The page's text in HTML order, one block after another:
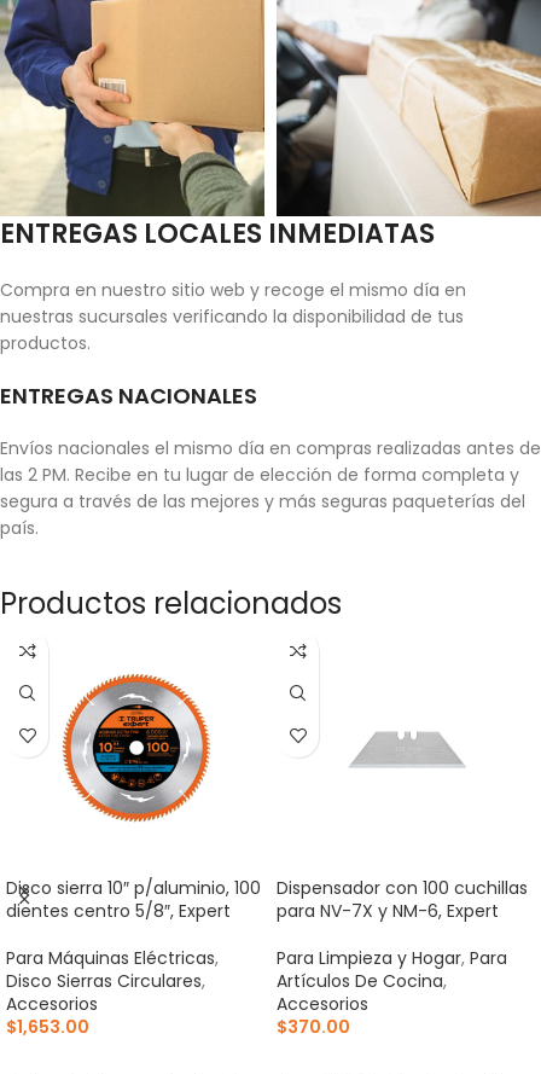
ENTREGAS LOCALES INMEDIATAS
Compra en nuestro sitio web y recoge el mismo día en
nuestras sucursales verificando la disponibilidad de tus
productos.
ENTREGAS NACIONALES
Envíos nacionales el mismo día en compras realizadas antes de
las 2 PM. Recibe en tu lugar de elección de forma completa y
segura a través de las mejores y más seguras paqueterías del
país.
Productos relacionados
Disco sierra 10″ p/aluminio, 100
dientes centro 5/8″, Expert
Para Máquinas Eléctricas,
Disco Sierras Circulares,
Accesorios
$1,653.00
Dispensador con 100 cuchillas
para NV-7X y NM-6, Expert
Para Limpieza y Hogar, Para
Artículos De Cocina,
Accesorios
$370.00